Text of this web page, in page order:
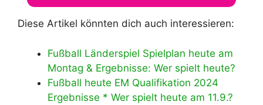
Diese Artikel könnten dich auch interessieren:
Fußball Länderspiel Spielplan heute am
Montag & Ergebnisse: Wer spielt heute?
Fußball heute EM Qualifikation 2024
Ergebnisse * Wer spielt heute am 11.9.?